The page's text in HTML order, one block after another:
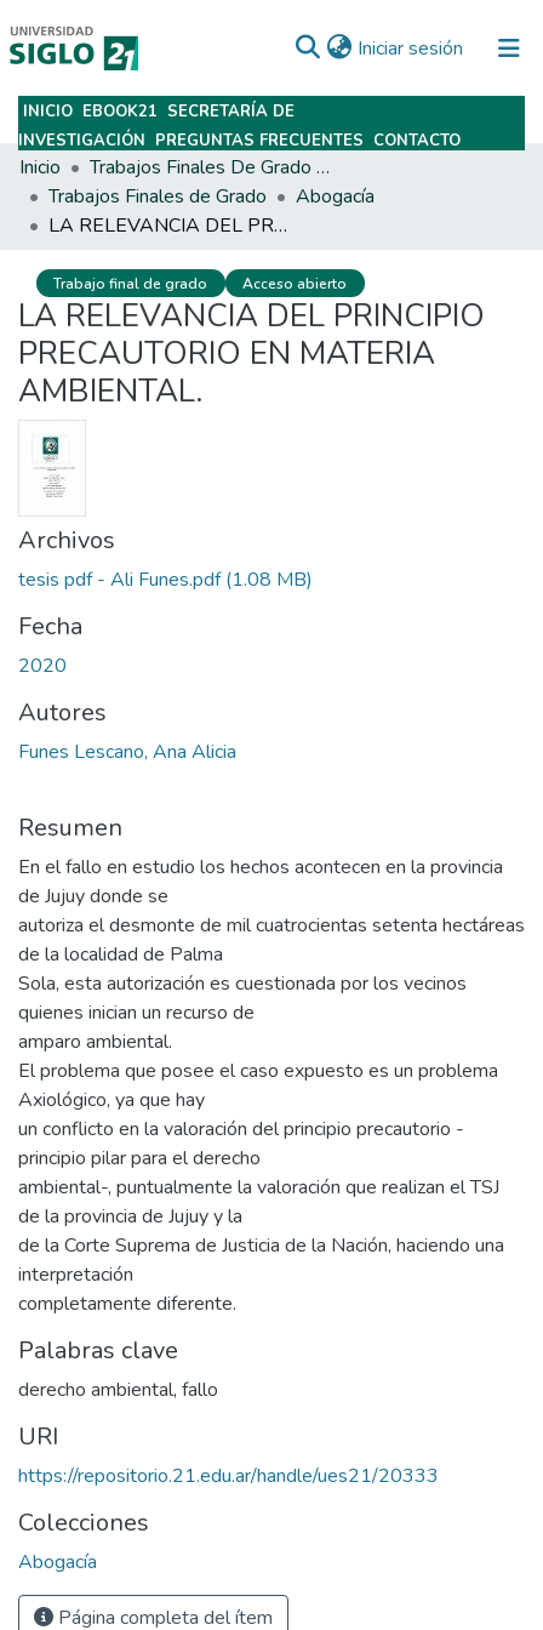
Iniciar sesión (current)
Subir
INICIO EBOOK21 SECRETARÍA DE
INVESTIGACIÓN PREGUNTAS FRECUENTES CONTACTO
Inicio
Trabajos Finales De Grado Y Posgrado
Trabajos Finales de Grado
Abogacía
LA RELEVANCIA DEL PRINCIPIO PRECAUTORIO EN MATERIA AMBIENTAL.
Trabajo final de grado Acceso abierto
LA RELEVANCIA DEL PRINCIPIO
PRECAUTORIO EN MATERIA
AMBIENTAL.
Archivos
tesis pdf - Ali Funes.pdf(1.08 MB)
Fecha
2020
Autores
Funes Lescano, Ana Alicia
Resumen
En el fallo en estudio los hechos acontecen en la provincia
de Jujuy donde se
autoriza el desmonte de mil cuatrocientas setenta hectáreas
de la localidad de Palma
Sola, esta autorización es cuestionada por los vecinos
quienes inician un recurso de
amparo ambiental.
El problema que posee el caso expuesto es un problema
Axiológico, ya que hay
un conflicto en la valoración del principio precautorio -
principio pilar para el derecho
ambiental-, puntualmente la valoración que realizan el TSJ
de la provincia de Jujuy y la
de la Corte Suprema de Justicia de la Nación, haciendo una
interpretación
completamente diferente.
Palabras clave
derecho ambiental, fallo
URI
https://repositorio.21.edu.ar/handle/ues21/20333
Colecciones
Abogacía
Página completa del ítem